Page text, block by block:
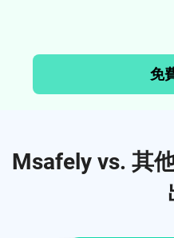
免
Msafely vs. 其